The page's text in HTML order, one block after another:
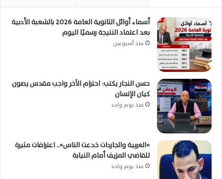
أسماء أوائل الثانوية العامة 2026 بالشعبة الأدبية
بعد اعتماد النتيجة رسميًا اليوم
منذ أسبوعين
حسن النجار يكتب: احترام الآخر واجب مقدس يصون
كيان الإنسان
منذ يوم واحد
«العربية والجاردات خدعت الناس».. اعترافات مثيرة
للقاضي المزيف أمام النيابة
منذ يوم واحد